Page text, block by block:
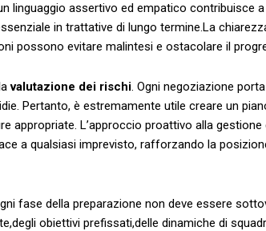
linguaggio ⁤assertivo⁢ ed empatico contribuisce
in trattative ⁣di lungo termine.La
possono evitare malintesi e ‌ostacolare il
valutazione dei rischi. Ogni negoziazione
Pertanto, è estremamente utile creare⁣ un
appropriate.‌ L’approccio proattivo alla
a qualsiasi imprevisto, rafforzando la
fase‍ della ⁣preparazione non deve⁣ essere
obiettivi prefissati,delle dinamiche di